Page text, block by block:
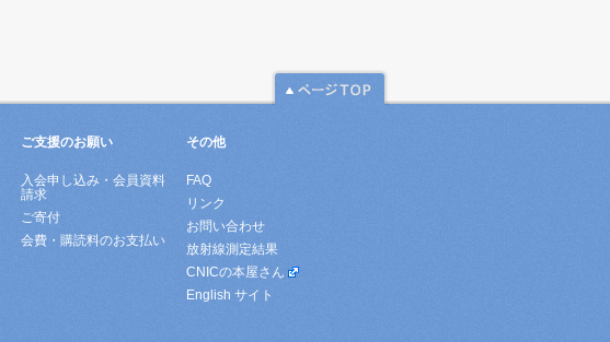
ご支援のお願い
入会申し込み・会員資料
請求
ご寄付
会費・購読料のお支払い
その他
FAQ
リンク
お問い合わせ
放射線測定結果
CNICの本屋さん
English サイト